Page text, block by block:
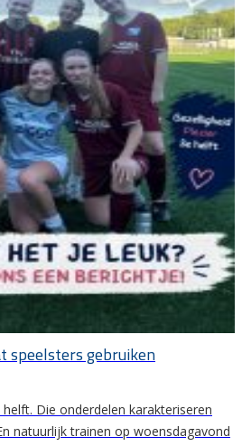
speelsters gebruiken
Die onderdelen karakteriseren
natuurlijk trainen op woensdagavond